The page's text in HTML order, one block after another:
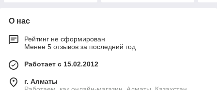
О нас
Рейтинг не сформирован
Менее 5 отзывов за последний год
Работает с 15.02.2012
г. Алматы